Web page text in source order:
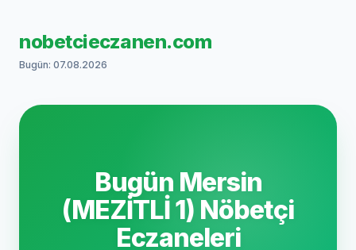
nobetcieczanen.com
Bugün: 07.08.2026
Bugün Mersin
(MEZİTLİ 1) Nöbetçi
Eczaneleri